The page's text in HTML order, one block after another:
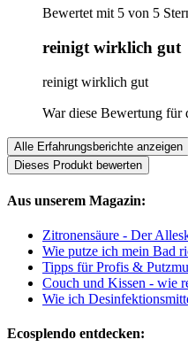
Bewertet mit 5 von 5
reinigt wirklich gut
reinigt wirklich gut
War diese Bewertung für
Alle Erfahrungsberichte anzeigen
Dieses Produkt bewerten
Aus unserem Magazin:
Zitronensäure - Der
Wie putze ich mein Bad
Tipps für Profis &
Couch und Kissen - wie
Wie ich
Ecosplendo entdecken: